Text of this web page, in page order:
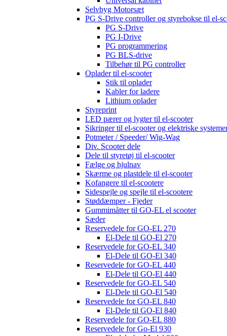
Selvbyg Motorsæt
PG S-Drive controller og styrebokse til el-
PG S-Drive
PG I-Drive
PG programmering
PG BLS-drive
Tilbehør til PG controller
Oplader til el-scooter
Stik til oplader
Kabler for ladere
Lithium oplader
Styreprint
LED pærer og lygter til el-scooter
Sikringer til el-scooter og elektriske
Potmeter / Speeder/ Wig-Wag
Div. Scooter dele
Dele til styretøj til el-scooter
Fælge og hjulnav
Skærme og plastdele til el-scooter
Kofangere til el-scootere
Sidespejle og spejle til el-scootere
Støddæmper - Fjeder
Gummimåtter til GO-EL el scooter
Sæder
Reservedele for GO-EL 270
El-Dele til GO-El 270
Reservedele for GO-EL 340
El-Dele til GO-El 340
Reservedele for GO-EL 440
El-Dele til GO-El 440
Reservedele for GO-EL 540
El-Dele til GO-El 540
Reservedele for GO-EL 840
El-Dele til GO-El 840
Reservedele for GO-EL 880
Reservedele for Go-El 930